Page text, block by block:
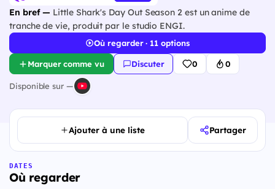
En bref — Little Shark's Day Out Season 2 est un anime de
tranche de vie, produit par le studio ENGI.
Où regarder · 11 options
Marquer comme vu Discuter 0 0
Disponible sur —
Ajouter à une liste Partager
DATES
Où regarder